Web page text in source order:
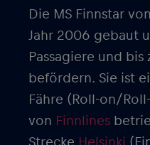
Die MS Finnstar
Jahr 2006 gebaut
Passagiere und
befördern. Sie ist
Fähre (Roll-on/
von Finnlines